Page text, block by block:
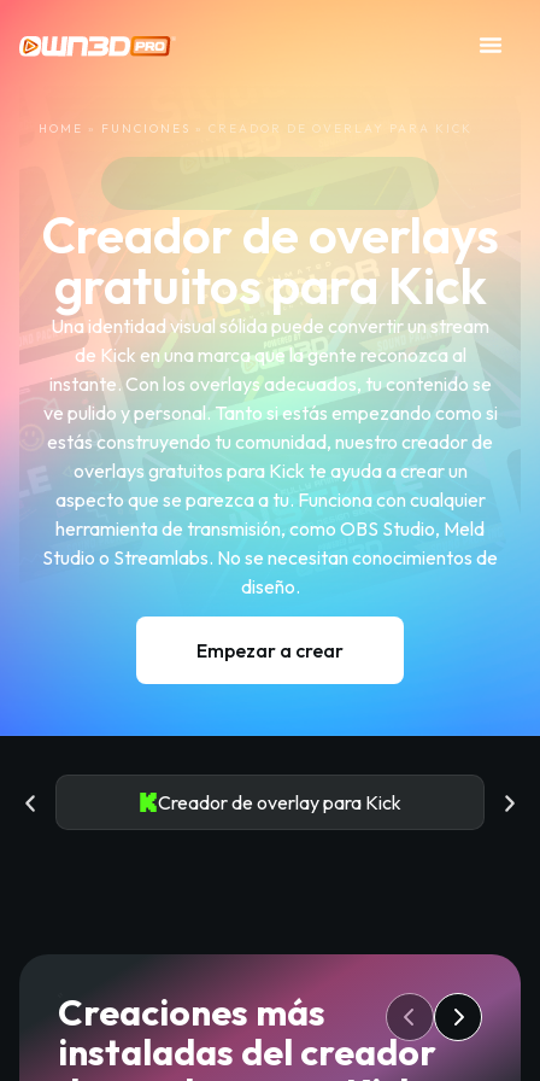
HOME » FUNCIONES » CREADOR DE OVERLAY PARA KICK
Creador de overlays
gratuitos para Kick
Una identidad visual sólida puede convertir un stream
de Kick en una marca que la gente reconozca al
instante. Con los overlays adecuados, tu contenido se
ve pulido y personal. Tanto si estás empezando como si
estás construyendo tu comunidad, nuestro creador de
overlays gratuitos para Kick te ayuda a crear un
aspecto que se parezca a tu. Funciona con cualquier
herramienta de transmisión, como OBS Studio, Meld
Studio o Streamlabs. No se necesitan conocimientos de
diseño.
Empezar a crear
Creador de overlay para Kick
Creaciones más
instaladas del creador